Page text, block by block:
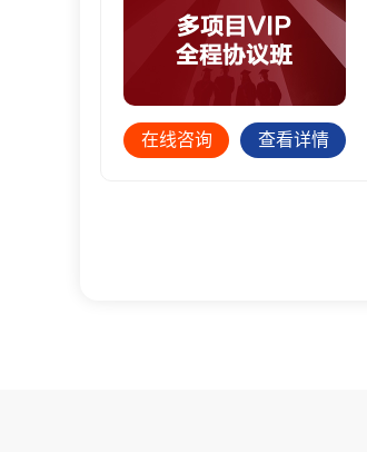
在线咨询 查看详情